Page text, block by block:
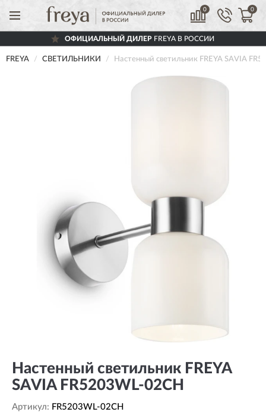
0 0
ОФИЦИАЛЬНЫЙ ДИЛЕРFREYA В РОССИИ
FREYA СВЕТИЛЬНИКИ Настенный светильник FREYA SAVIA
Настенный светильник FREYA
SAVIA FR5203WL-02CH
Артикул: FR5203WL-02CH